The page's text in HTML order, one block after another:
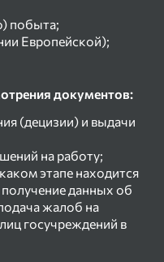
побыта;
Европейской);
документов:
(децизии) и выдачи
на работу;
этапе находится
данных об
жалоб на
госучреждений в